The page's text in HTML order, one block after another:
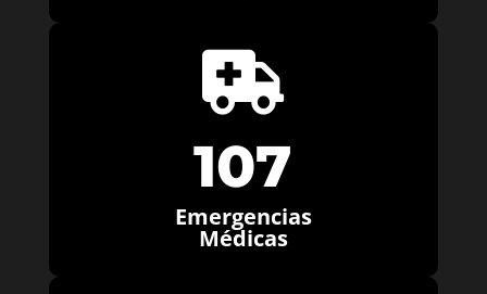

107
Emergencias
Médicas